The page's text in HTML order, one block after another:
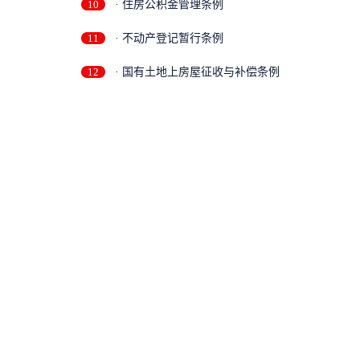
10 · 住房公积金管理条例
11 · 不动产登记暂行条例
12 · 国有土地上房屋征收与补偿条例